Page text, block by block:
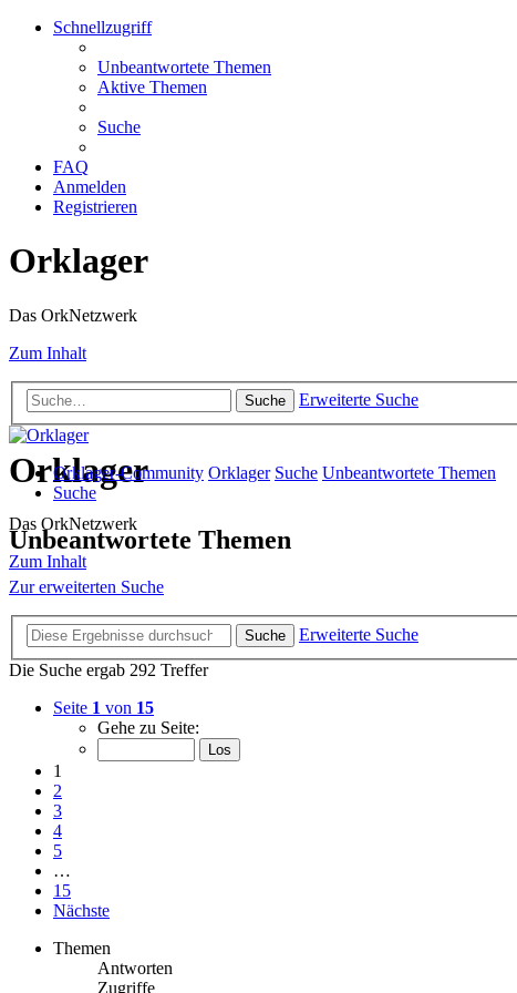
Schnellzugriff
Unbeantwortete Themen
Aktive Themen
Suche
FAQ
Anmelden
Registrieren
Orklager
Das OrkNetzwerk
Zum Inhalt
Suche Erweiterte Suche
Orklager
Das OrkNetzwerk
Zum Inhalt
Orklager-Community Orklager Suche Unbeantwortete Themen
Suche
Unbeantwortete Themen
Zur erweiterten Suche
Suche
Erweiterte Suche
Die Suche ergab 292 Treffer
Seite 1 von 15
Gehe zu Seite:
1
2
3
4
5
…
15
Nächste
Themen
Antworten
Zugriffe